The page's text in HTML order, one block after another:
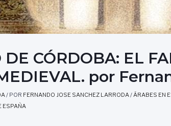
DE CÓRDOBA: EL
por
/ POR FERNANDO JOSE SANCHEZ LARRODA/ÁRABES EN
ESPAÑA